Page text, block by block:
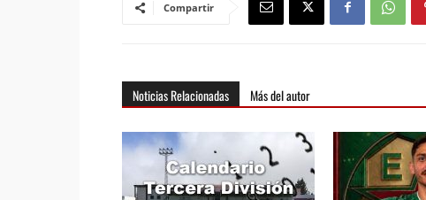
Compartir
Noticias Relacionadas Más del autor